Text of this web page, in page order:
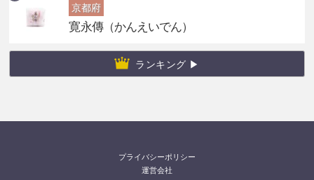
京都府
寛永傳（かんえいでん）
ランキング ▶
プライバシーポリシー
運営会社